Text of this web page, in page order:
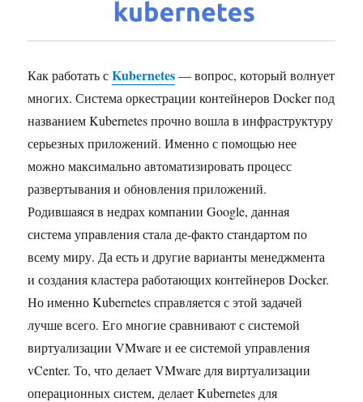
Как работать сKubernetes— вопрос, который волнует
многих. Система оркестрации контейнеров Docker под
названием Kubernetes прочно вошла в инфраструктуру
серьезных приложений. Именно с помощью нее
можно максимально автоматизировать процесс
развертывания и обновления приложений.
Родившаяся в недрах компании Google, данная
система управления стала де-факто стандартом по
всему миру. Да есть и другие варианты менеджмента
и создания кластера работающих контейнеров Docker.
Но именно Kubernetes справляется с этой задачей
лучше всего. Его многие сравнивают с системой
виртуализации VMware и ее системой управления
vCenter. То, что делает VMware для виртуализации
операционных систем, делает Kubernetes для